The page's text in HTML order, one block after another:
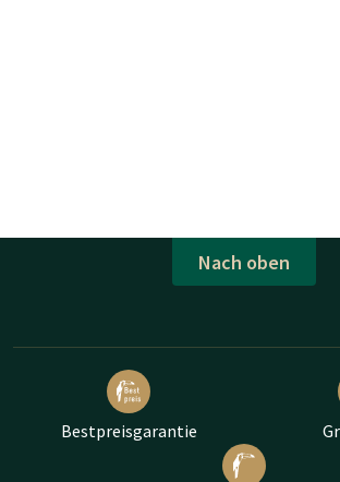
Nach oben
Bestpreisgarantie